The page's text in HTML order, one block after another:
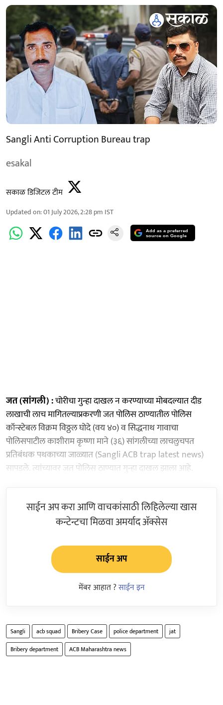
Sangli Anti Corruption Bureau trap
esakal
सकाळ डिजिटल टीम
Updated on:01 July 2026, 2:28 pm IST
Add as a preferred
source on Google
जत (सांगली) :चोरीचा गुन्हा दाखल न करण्याच्या मोबदल्यात दीड
लाखाची लाच मागितल्याप्रकरणी जत पोलिस ठाण्यातील पोलिस
कॉन्स्टेबल विक्रम विठ्ठल घोदे (वय ४०) व सिद्धनाथ गावाचा
पोलिसपाटील काशीराम कृष्णा माने (३६) सांगलीच्या लाचलुचपत
प्रतिबंधक पथकाच्या जाळ्यात (Sangli ACB trap latest news)
सापडले. त्यांच्यावर जत पोलिस ठाण्यात गुन्हा दाखल झाला आहे.
साईन अप करा आणि वाचकांसाठी लिहिलेल्या खास
कन्टेन्टचा मिळवा अमर्याद ॲक्सेस
साईन अप
मेंबर आहात ?साईन इन
Sangli acb squad Bribery Case police department
jat
Bribery department
ACB Maharashtra news